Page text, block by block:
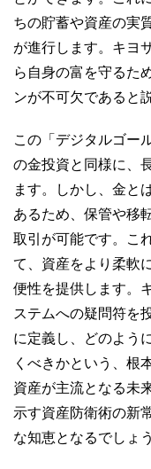
ちの貯蓄や資産の実
が進行します。キヨ
ら自身の富を守るた
ンが不可欠であると
この「デジタルゴー
の金投資と同様に、
ます。しかし、金と
あるため、保管や移
取引が可能です。こ
て、資産をより柔軟
便性を提供します。
ステムへの疑問符を
に定義し、どのよう
くべきかという、根
資産が主流となる未
示す資産防衛術の新
な知恵となるでしょう